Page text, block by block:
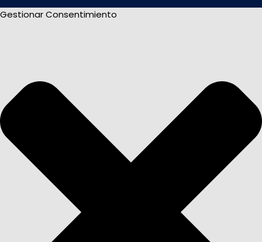
Gestionar Consentimiento